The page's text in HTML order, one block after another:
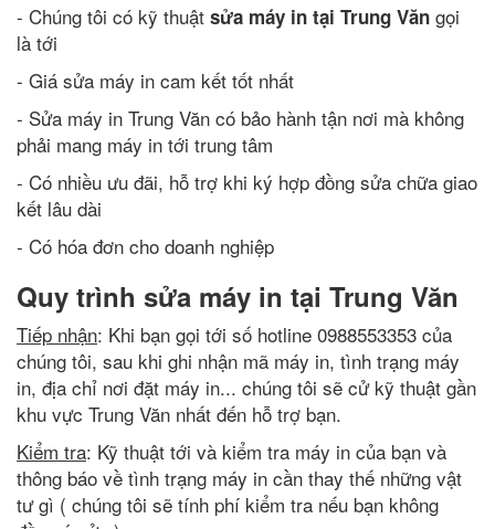
- Chúng tôi có kỹ thuật sửa máy in tại Trung Văn gọi
là tới
- Giá sửa máy in cam kết tốt nhất
- Sửa máy in Trung Văn có bảo hành tận nơi mà không
phải mang máy in tới trung tâm
- Có nhiều ưu đãi, hỗ trợ khi ký hợp đồng sửa chữa giao
kết lâu dài
- Có hóa đơn cho doanh nghiệp
Quy trình sửa máy in tại Trung Văn
Tiếp nhận: Khi bạn gọi tới số hotline 0988553353 của
chúng tôi, sau khi ghi nhận mã máy in, tình trạng máy
in, địa chỉ nơi đặt máy in... chúng tôi sẽ cử kỹ thuật gần
khu vực Trung Văn nhất đến hỗ trợ bạn.
Kiểm tra: Kỹ thuật tới và kiểm tra máy in của bạn và
thông báo về tình trạng máy in cần thay thế những vật
tư gì ( chúng tôi sẽ tính phí kiểm tra nếu bạn không